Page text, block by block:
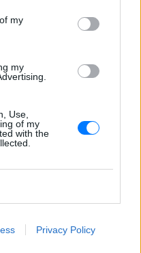
my
my
Use,
of my
with the
Privacy Policy
στο
νέα.
, μπείτε στηνροή